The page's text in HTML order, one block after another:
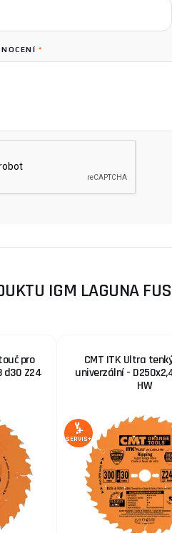
*
IGM LAGUNA
pro
d30 Z24
CMT ITK Ultra
univerzální -
HW
SERVIS+